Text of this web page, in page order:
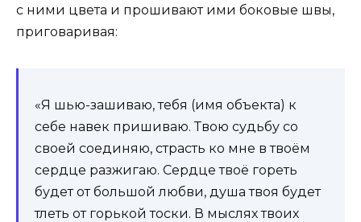
с ними цвета и прошивают ими боковые швы,
приговаривая:
«Я шью-зашиваю, тебя (имя объекта) к
себе навек пришиваю. Твою судьбу со
своей соединяю, страсть ко мне в твоём
сердце разжигаю. Сердце твоё гореть
будет от большой любви, душа твоя будет
тлеть от горькой тоски. В мыслях твоих